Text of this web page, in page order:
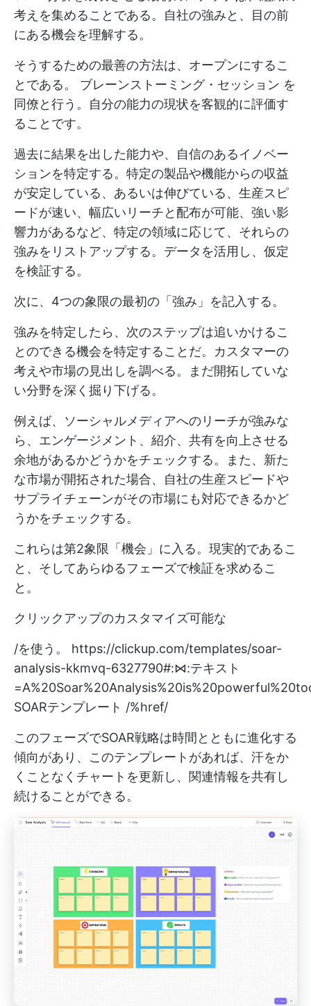
考えを集めることである。自社の強みと、目の前
にある機会を理解する。
そうするための最善の方法は、オープンにするこ
とである。 ブレーンストーミング・セッション を
同僚と行う。自分の能力の現状を客観的に評価す
ることです。
過去に結果を出した能力や、自信のあるイノベー
ションを特定する。特定の製品や機能からの収益
が安定している、あるいは伸びている、生産スピ
ードが速い、幅広いリーチと配布が可能、強い影
響力があるなど、特定の領域に応じて、それらの
強みをリストアップする。データを活用し、仮定
を検証する。
次に、4つの象限の最初の「強み」を記入する。
強みを特定したら、次のステップは追いかけるこ
とのできる機会を特定することだ。カスタマーの
考えや市場の見出しを調べる。まだ開拓していな
い分野を深く掘り下げる。
例えば、ソーシャルメディアへのリーチが強みな
ら、エンゲージメント、紹介、共有を向上させる
余地があるかどうかをチェックする。また、新た
な市場が開拓された場合、自社の生産スピードや
サプライチェーンがその市場にも対応できるかど
うかをチェックする。
これらは第2象限「機会」に入る。現実的であるこ
と、そしてあらゆるフェーズで検証を求めるこ
と。
クリックアップのカスタマイズ可能な
/を使う。 https://clickup.com/templates/soar-
analysis-kkmvq-6327790#:⋈:テキスト
SOARテンプレート /%href/
このフェーズでSOAR戦略は時間とともに進化する
傾向があり、このテンプレートがあれば、汗をか
くことなくチャートを更新し、関連情報を共有し
続けることができる。